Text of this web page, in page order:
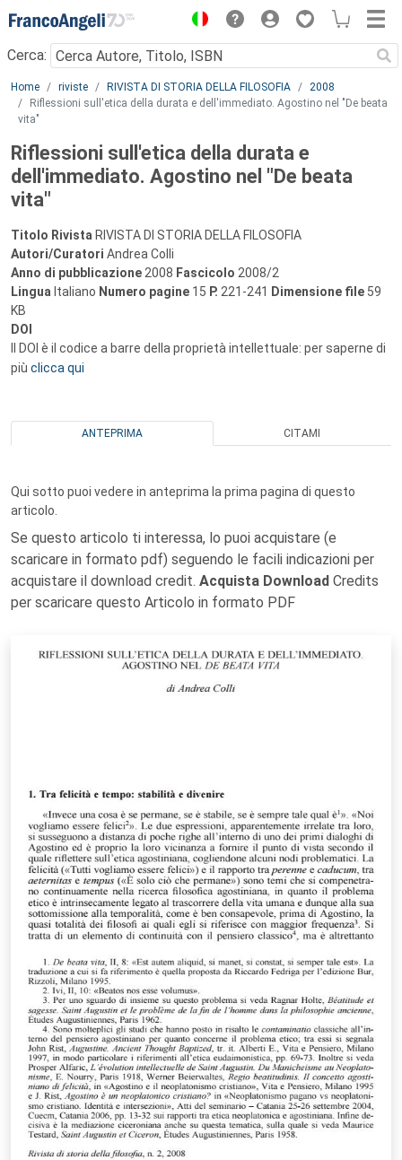
Menu
Cerca:
Main content
Home riviste RIVISTA DI STORIA DELLA FILOSOFIA
2008
Riflessioni sull'etica della durata e dell'immediato. Agostino nel "De beata
vita"
Riflessioni sull'etica della durata e
dell'immediato. Agostino nel "De beata
vita"
Titolo Rivista RIVISTA DI STORIA DELLA FILOSOFIA
Autori/Curatori Andrea Colli
Anno di pubblicazione 2008 Fascicolo 2008/2
Lingua Italiano Numero pagine 15 P. 221-241 Dimensione file 59
KB
DOI
Il DOI è il codice a barre della proprietà intellettuale: per saperne di
più clicca qui
ANTEPRIMA CITAMI
Qui sotto puoi vedere in anteprima la prima pagina di questo
articolo.
Se questo articolo ti interessa, lo puoi acquistare (e
scaricare in formato pdf) seguendo le facili indicazioni per
acquistare il download credit. Acquista Download Credits
per scaricare questo Articolo in formato PDF